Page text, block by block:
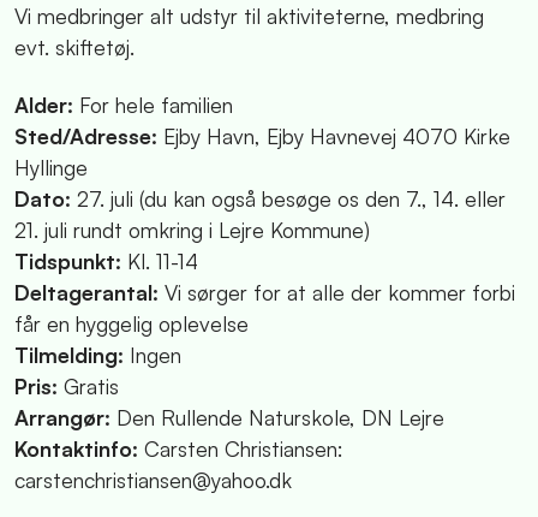
Vi medbringer alt udstyr til aktiviteterne, medbring
evt. skiftetøj.
Alder: For hele familien
Sted/Adresse: Ejby Havn, Ejby Havnevej 4070 Kirke
Hyllinge
Dato: 27. juli (du kan også besøge os den 7., 14. eller
21. juli rundt omkring i Lejre Kommune)
Tidspunkt: Kl. 11-14
Deltagerantal: Vi sørger for at alle der kommer forbi
får en hyggelig oplevelse
Tilmelding: Ingen
Pris: Gratis
Arrangør: Den Rullende Naturskole, DN Lejre
Kontaktinfo: Carsten Christiansen:
carstenchristiansen@yahoo.dk